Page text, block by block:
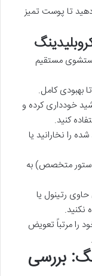
دهید تا پوست تمیز
شستشوی مستقیم
بهبودی کامل.
خودداری کرده و
کنید.
را نخارانید یا
دستور متخصص) به
حاوی رتینول یا
نکنید.
را مرتباً تعویض
بررسی